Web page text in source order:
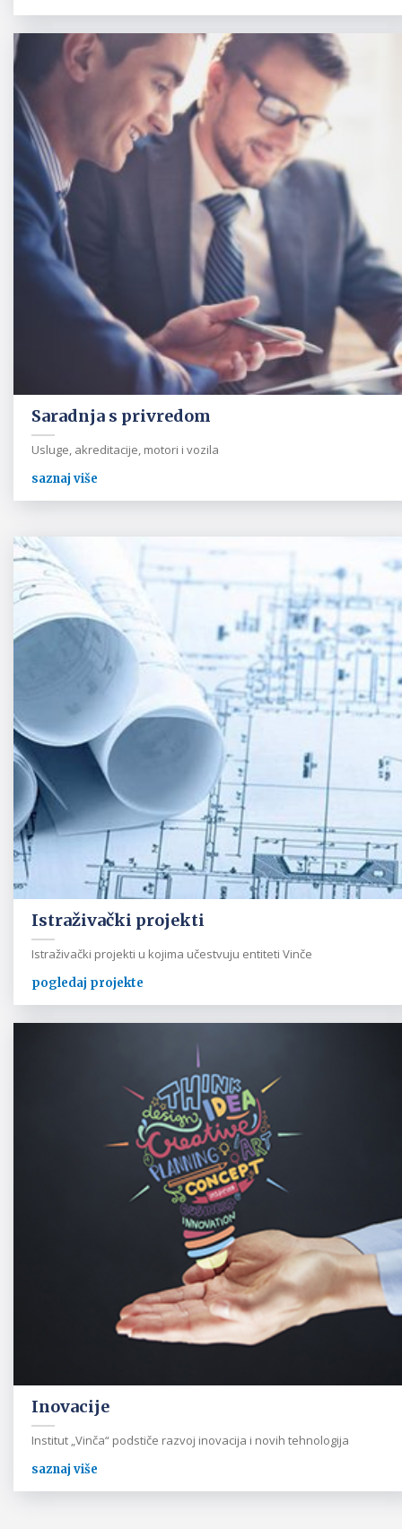
Saradnja s privredom
Usluge, akreditacije, motori i vozila
saznaj više
Istraživački projekti
Istraživački projekti u kojima učestvuju entiteti Vinče
pogledaj projekte
Inovacije
Institut „Vinča“ podstiče razvoj inovacija i novih tehnologija
saznaj više